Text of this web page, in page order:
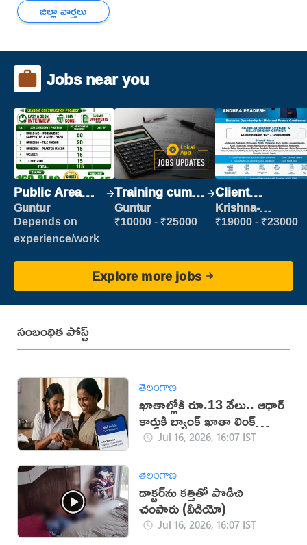
జిల్లా వార్తలు
Jobs near you
Public Area
Cleaner
Guntur
Depends on
experience/work
Training cum
Placement
Guntur
₹10000 - ₹25000
Client
Relationship
Executive
Krishna-
vijayawada
₹19000 - ₹23000
Explore more jobs
సంబంధిత పోస్ట్
తెలంగాణ
ఖాతాల్లోకి రూ.13 వేలు.. ఆధార్
కార్డుకి బ్యాంక్ ఖాతా లింక్
తప్పనిసరి!
Jul 16, 2026, 16:07 IST
తెలంగాణ
డాక్టర్‌ను కత్తితో పొడిచి
చంపారు (వీడియో)
Jul 16, 2026, 16:07 IST